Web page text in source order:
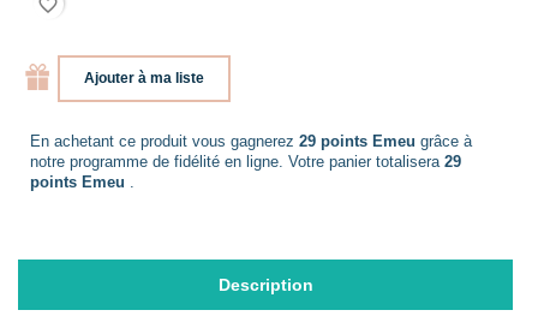
favorite_border
Ajouter à ma liste
En achetant ce produit vous gagnerez 29 points Emeu grâce à
notre programme de fidélité en ligne. Votre panier totalisera 29
points Emeu .
Description